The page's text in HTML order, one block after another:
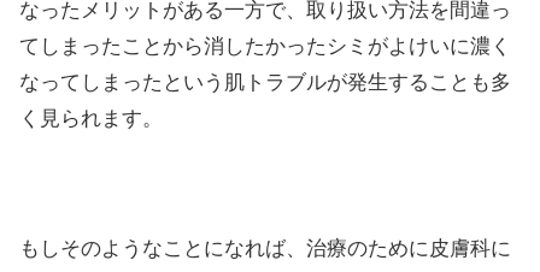
なったメリットがある一方で、取り扱い方法を間違っ
てしまったことから消したかったシミがよけいに濃く
なってしまったという肌トラブルが発生することも多
く見られます。
もしそのようなことになれば、治療のために皮膚科に